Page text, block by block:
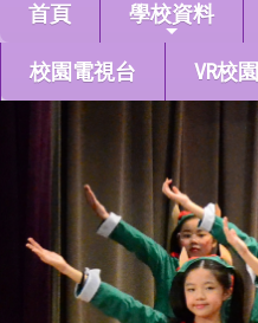
首頁 學校資料
校園電視台 VR校園